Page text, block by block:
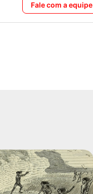
Fale com a equipe